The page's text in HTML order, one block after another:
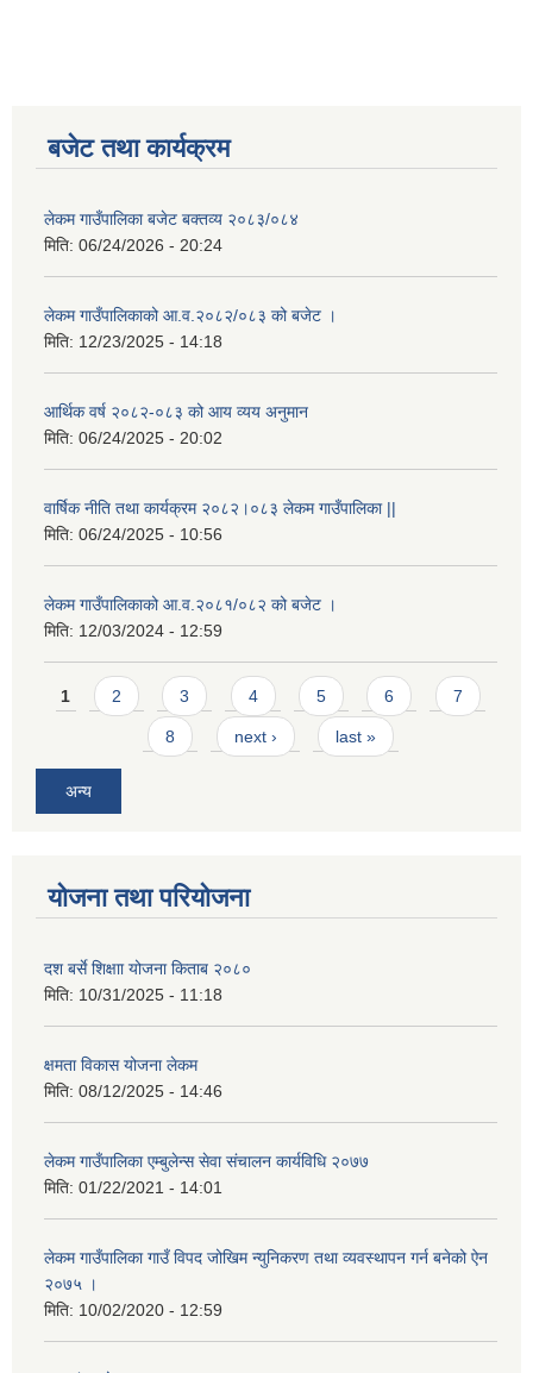
बजेट तथा कार्यक्रम
लेकम गाउँपालिका बजेट बक्तव्य २०८३/०८४
मिति: 06/24/2026 - 20:24
लेकम गाउँपालिकाको आ.व.२०८२/०८३ को बजेट ।
मिति: 12/23/2025 - 14:18
आर्थिक वर्ष २०८२-०८३ को आय व्यय अनुमान
मिति: 06/24/2025 - 20:02
वार्षिक नीति तथा कार्यक्रम २०८२।०८३ लेकम गाउँपालिका ||
मिति: 06/24/2025 - 10:56
लेकम गाउँपालिकाको आ.व.२०८१/०८२ को बजेट ।
मिति: 12/03/2024 - 12:59
Pages
1 2 3 4 5 6 7
8 next › last »
अन्य
योजना तथा परियोजना
दश बर्से शिक्षाा योजना किताब २०८०
मिति: 10/31/2025 - 11:18
क्षमता विकास योजना लेकम
मिति: 08/12/2025 - 14:46
लेकम गाउँपालिका एम्बुलेन्स सेवा संचालन कार्यविधि २०७७
मिति: 01/22/2021 - 14:01
लेकम गाउँपालिका गाउँ विपद जोखिम न्युनिकरण तथा व्यवस्थापन गर्न बनेको ऐन
२०७५ ।
मिति: 10/02/2020 - 12:59